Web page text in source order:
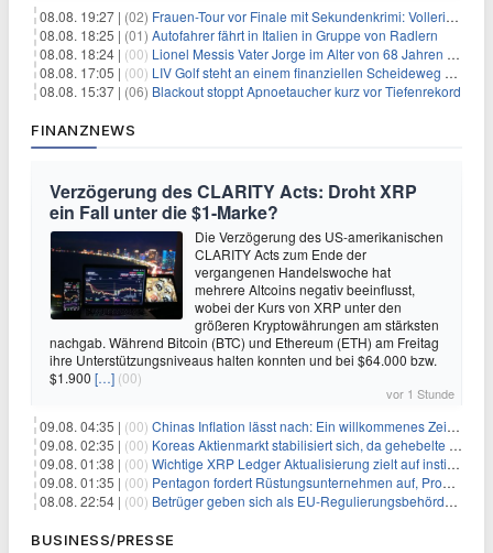
08.08. 19:27 | (02) Frauen-Tour vor Finale mit Sekundenkrimi: Vollering in Gelb
08.08. 18:25 | (01) Autofahrer fährt in Italien in Gruppe von Radlern
08.08. 18:24 | (00) Lionel Messis Vater Jorge im Alter von 68 Jahren gestorben
08.08. 17:05 | (00) LIV Golf steht an einem finanziellen Scheideweg auf der Suche nach neuen Investitionen
08.08. 15:37 | (06) Blackout stoppt Apnoetaucher kurz vor Tiefenrekord
FINANZNEWS
Verzögerung des CLARITY Acts: Droht XRP
ein Fall unter die $1-Marke?
Die Verzögerung des US-amerikanischen
CLARITY Acts zum Ende der
vergangenen Handelswoche hat
mehrere Altcoins negativ beeinflusst,
wobei der Kurs von XRP unter den
größeren Kryptowährungen am stärksten
nachgab. Während Bitcoin (BTC) und Ethereum (ETH) am Freitag
ihre Unterstützungsniveaus halten konnten und bei $64.000 bzw.
$1.900 […] (00)
vor 1 Stunde
09.08. 04:35 | (00) Chinas Inflation lässt nach: Ein willkommenes Zeichen für Investoren angesichts der Folgen des Öl-Schocks
09.08. 02:35 | (00) Koreas Aktienmarkt stabilisiert sich, da gehebelte Positionen abgebaut werden
09.08. 01:38 | (00) Wichtige XRP Ledger Aktualisierung zielt auf institutionelle Akzeptanz ab
09.08. 01:35 | (00) Pentagon fordert Rüstungsunternehmen auf, Produktion angesichts eskalierender globaler Spannungen zu steigern
08.08. 22:54 | (00) Betrüger geben sich als EU-Regulierungsbehörden aus, um Krypto-Nutzer nach MiCA-Deadline ins Visier zu nehmen
BUSINESS/PRESSE